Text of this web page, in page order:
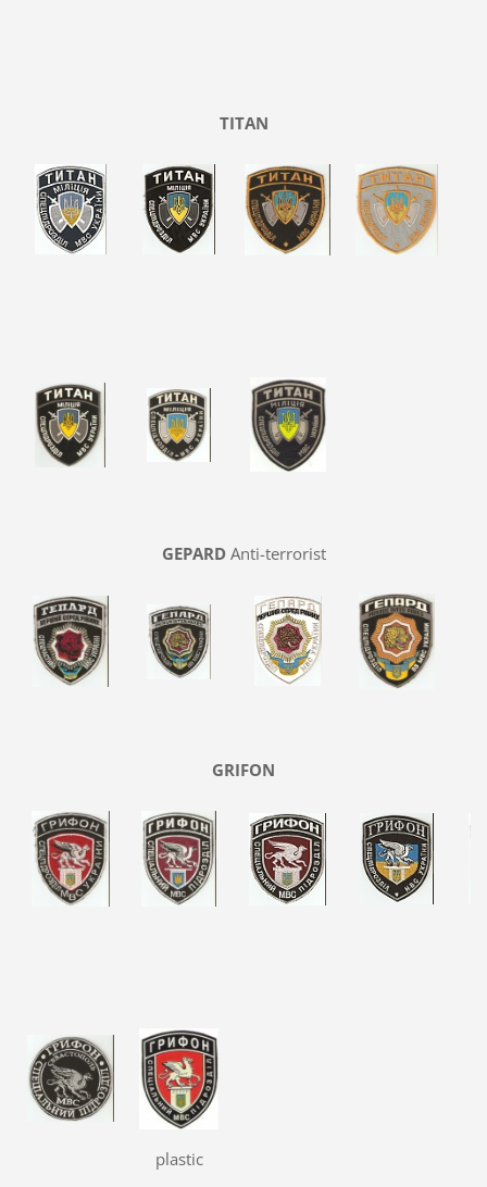
TITAN
GEPARD Anti-terrorist
GRIFON
plastic